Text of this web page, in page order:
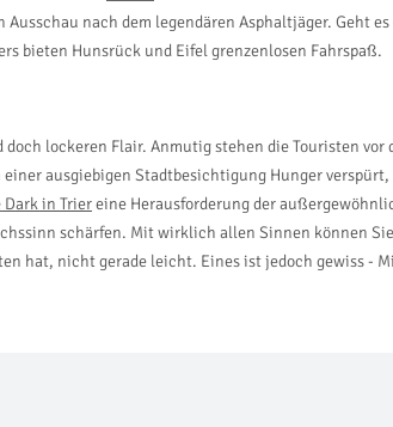
nach dem legendären Asphaltjäger. Geht
bieten Hunsrück und Eifel grenzenlosen Fahrspaß.
lockeren Flair. Anmutig stehen die Touristen
ausgiebigen Stadtbesichtigung Hunger
in Triereine Herausforderung der
schärfen. Mit wirklich allen Sinnen können
hat, nicht gerade leicht. Eines ist jedoch gewiss -